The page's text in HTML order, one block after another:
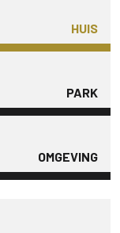
HUIS
PARK
OMGEVING